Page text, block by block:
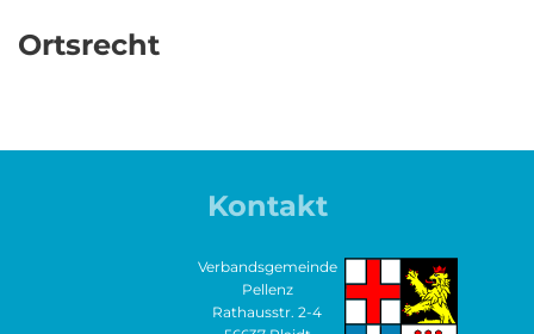
Ortsrecht
Ortsrecht
Kontakt
Verbandsgemeinde
Pellenz
Rathausstr. 2-4